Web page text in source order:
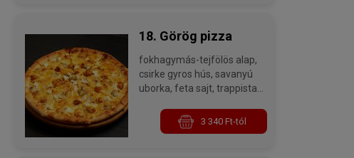
18. Görög pizza
fokhagymás-tejfölös alap,
csirke gyros hús, savanyú
uborka, feta sajt, trappista
laktóz, kén-dioxid és
szulfitok
3 340 Ft-tól